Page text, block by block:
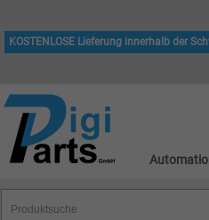
KOSTENLOSE Lieferung innerhalb der